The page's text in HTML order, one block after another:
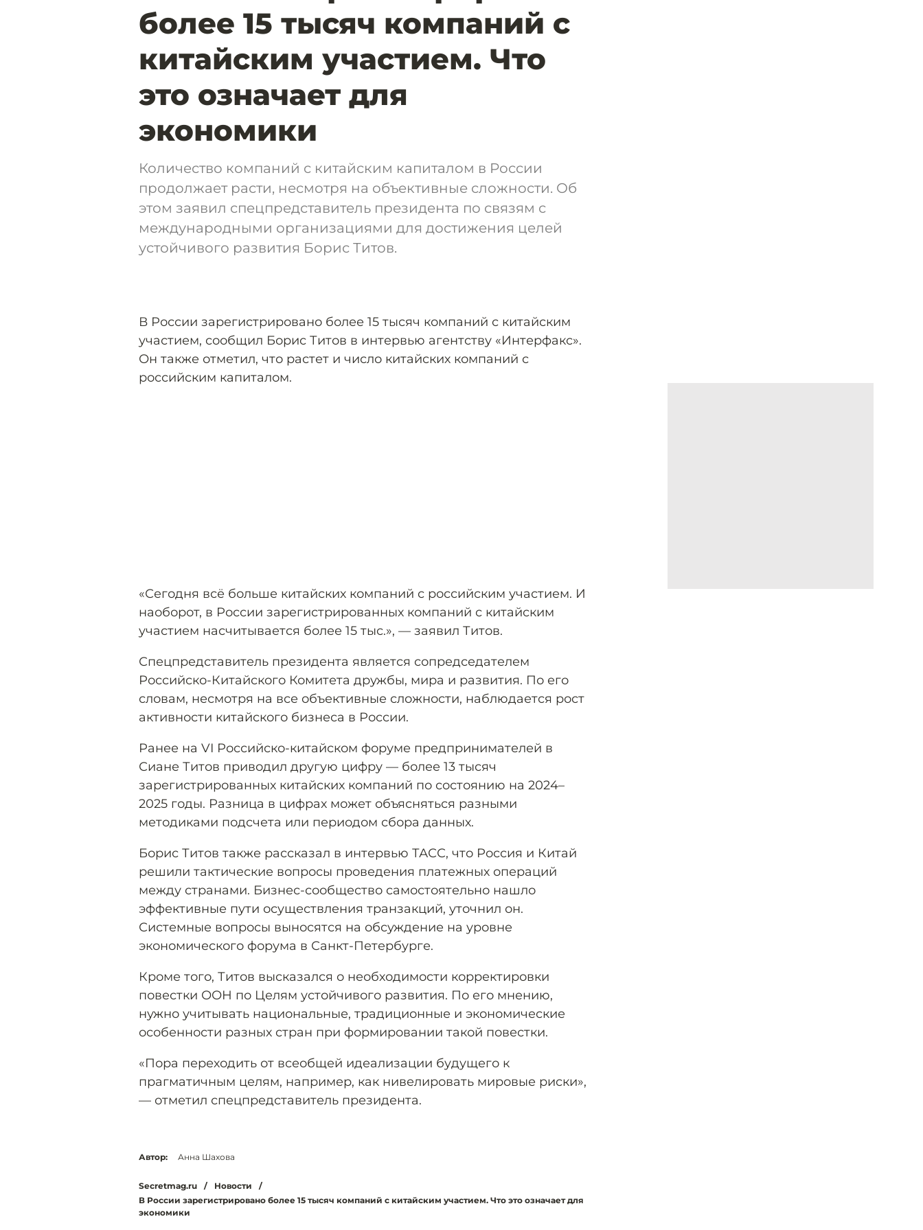
более 15 тысяч компаний с
китайским участием. Что
это означает для
экономики
Количество компаний с китайским капиталом в России
продолжает расти, несмотря на объективные сложности. Об
этом заявил спецпредставитель президента по связям с
международными организациями для достижения целей
устойчивого развития Борис Титов.
В России зарегистрировано более 15 тысяч компаний с китайским
участием, сообщил Борис Титов в интервью агентству «Интерфакс».
Он также отметил, что растет и число китайских компаний с
российским капиталом.
«Сегодня всё больше китайских компаний с российским участием. И
наоборот, в России зарегистрированных компаний с китайским
участием насчитывается более 15 тыс.», — заявил Титов.
Спецпредставитель президента является сопредседателем
Российско-Китайского Комитета дружбы, мира и развития. По его
словам, несмотря на все объективные сложности, наблюдается рост
активности китайского бизнеса в России.
Ранее на VI Российско-китайском форуме предпринимателей в
Сиане Титов приводил другую цифру — более 13 тысяч
зарегистрированных китайских компаний по состоянию на 2024–
2025 годы. Разница в цифрах может объясняться разными
методиками подсчета или периодом сбора данных.
Борис Титов также рассказал в интервью ТАСС, что Россия и Китай
решили тактические вопросы проведения платежных операций
между странами. Бизнес-сообщество самостоятельно нашло
эффективные пути осуществления транзакций, уточнил он.
Системные вопросы выносятся на обсуждение на уровне
экономического форума в Санкт-Петербурге.
Кроме того, Титов высказался о необходимости корректировки
повестки ООН по Целям устойчивого развития. По его мнению,
нужно учитывать национальные, традиционные и экономические
особенности разных стран при формировании такой повестки.
«Пора переходить от всеобщей идеализации будущего к
прагматичным целям, например, как нивелировать мировые риски»,
— отметил спецпредставитель президента.
Автор: Анна Шахова
Secretmag.ru / Новости
/
В России зарегистрировано более 15 тысяч компаний с китайским участием. Что это означает для
экономики